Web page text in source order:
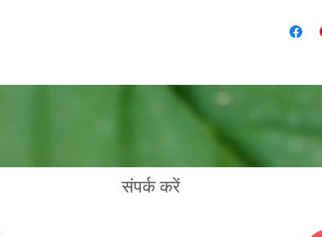
संपर्क करें